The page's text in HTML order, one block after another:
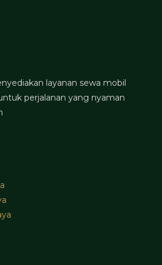
layanan sewa mobil
perjalanan yang nyaman